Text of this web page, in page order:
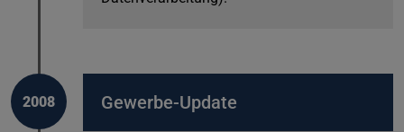
Gewerbe-Update
2008